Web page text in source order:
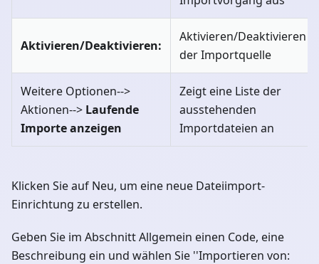
Aktivieren/Deaktivieren:
Aktivieren/Deaktivieren
der Importquelle
Weitere Optionen-->
Aktionen--> Laufende
Importe anzeigen
Zeigt eine Liste der
ausstehenden
Importdateien an
Klicken Sie auf Neu, um eine neue Dateiimport-
Einrichtung zu erstellen.
Geben Sie im Abschnitt Allgemein einen Code, eine
Beschreibung ein und wählen Sie ''Importieren von: